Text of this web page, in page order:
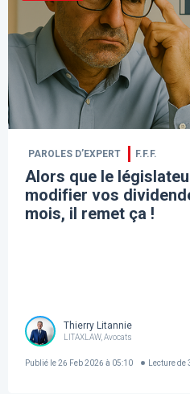
PAROLES D’EXPERT F.F.F.
Alors que le
modifier vos
mois, il remet ça !
Thierry Litannie
LITAXLAW, Avocats
Publié le26 Feb 2026 à 05:10 Lecture de